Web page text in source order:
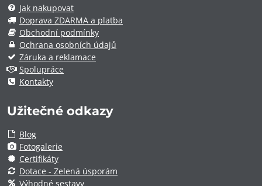
Jak nakupovat
Doprava ZDARMA a platba
Obchodní podmínky
Ochrana osobních údajů
Záruka a reklamace
Spolupráce
Kontakty
Užitečné odkazy
Blog
Fotogalerie
Certifikáty
Dotace - Zelená úsporám
Výhodné sestavy